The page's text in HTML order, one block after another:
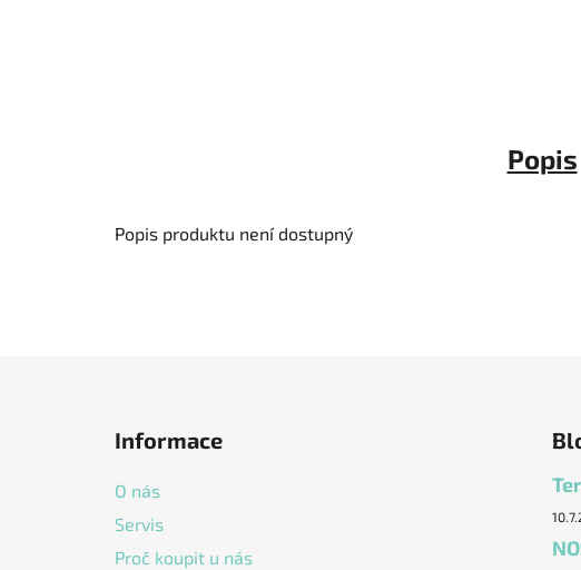
Popis
Popis produktu není dostupný
Informace
O nás
Servis
Proč koupit u nás